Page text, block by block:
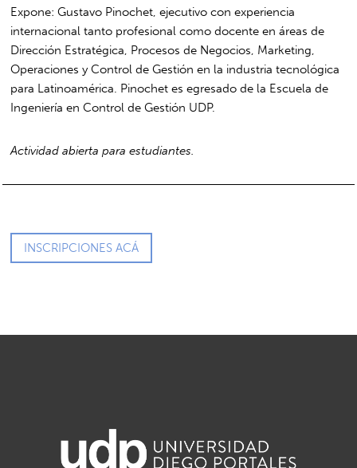
Expone: Gustavo Pinochet, ejecutivo con experiencia
internacional tanto profesional como docente en áreas de
Dirección Estratégica, Procesos de Negocios, Marketing,
Operaciones y Control de Gestión en la industria tecnológica
para Latinoamérica. Pinochet es egresado de la Escuela de
Ingeniería en Control de Gestión UDP.
Actividad abierta para estudiantes.
INSCRIPCIONES ACÁ